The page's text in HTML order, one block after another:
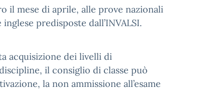
il mese di aprile, alle prove nazionali
predisposte dall’INVALSI.
acquisizione dei livelli di
il consiglio di classe può
la non ammissione all’esame